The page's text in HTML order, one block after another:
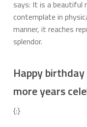
says: It is a
contemplate in
manner, it reaches
splendor.
Happy
more years
{:}